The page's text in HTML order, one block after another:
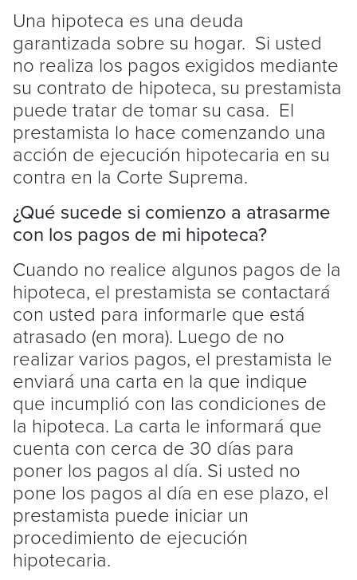
Una hipoteca es una deuda
garantizada sobre su hogar. Si usted
no realiza los pagos exigidos mediante
su contrato de hipoteca, su prestamista
puede tratar de tomar su casa. El
prestamista lo hace comenzando una
acción de ejecución hipotecaria en su
contra en la Corte Suprema.
¿Qué sucede si comienzo a atrasarme
con los pagos de mi hipoteca?
Cuando no realice algunos pagos de la
hipoteca, el prestamista se contactará
con usted para informarle que está
atrasado (en mora). Luego de no
realizar varios pagos, el prestamista le
enviará una carta en la que indique
que incumplió con las condiciones de
la hipoteca. La carta le informará que
cuenta con cerca de 30 días para
poner los pagos al día. Si usted no
pone los pagos al día en ese plazo, el
prestamista puede iniciar un
procedimiento de ejecución
hipotecaria.